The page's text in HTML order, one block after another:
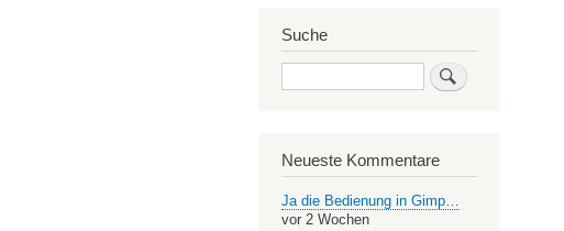
Suche
Neueste Kommentare
Ja die Bedienung in Gimp…
vor 2 Wochen